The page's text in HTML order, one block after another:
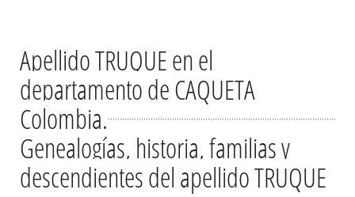
Apellido TRUQUE en el
departamento de CAQUETA
Colombia.
Genealogías, historia, familias y
descendientes del apellido TRUQUE